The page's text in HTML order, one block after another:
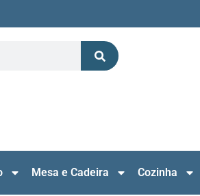
Search
Mesa e Cadeira Cozinha